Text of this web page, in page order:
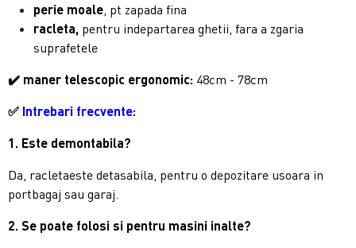
perie moale , pt zapada fina
racleta, pentru indepartarea ghetii, fara a zgaria
suprafetele
✔️ maner telescopic ergonomic: 48cm - 78cm
✅ Intrebari frecvente:
1. Este demontabila?
Da, racletaeste detasabila, pentru o depozitare usoara in
portbagaj sau garaj.
2. Se poate folosi si pentru masini inalte?